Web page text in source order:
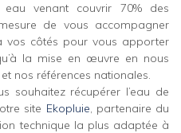
eau venant couvrir 70% des
de vous accompagner
vos côtés pour vous apporter
la mise en œuvre en nous
nos références nationales.
souhaitez récupérer l’eau de
site Ekopluie, partenaire du
technique la plus adaptée à